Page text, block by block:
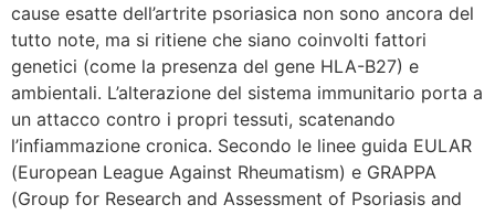
cause esatte dell’artrite psoriasica non sono ancora del
tutto note, ma si ritiene che siano coinvolti fattori
genetici (come la presenza del gene HLA-B27) e
ambientali. L’alterazione del sistema immunitario porta a
un attacco contro i propri tessuti, scatenando
l’infiammazione cronica. Secondo le linee guida EULAR
(European League Against Rheumatism) e GRAPPA
(Group for Research and Assessment of Psoriasis and